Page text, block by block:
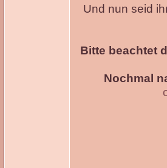
Und nun seid
Bitte beachtet
Nochmal